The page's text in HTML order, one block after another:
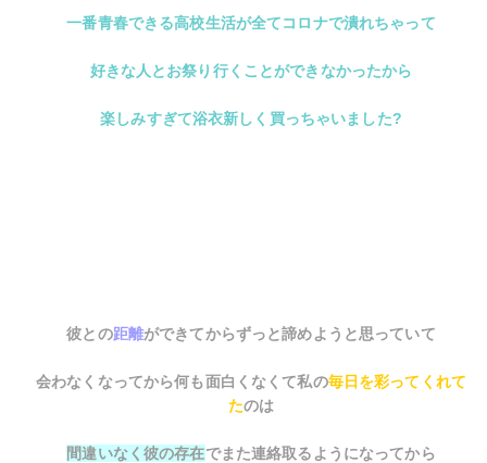
一番青春できる高校生活が全てコロナで潰れちゃって
好きな人とお祭り行くことができなかったから
楽しみすぎて浴衣新しく買っちゃいました?
彼との距離ができてからずっと諦めようと思っていて
会わなくなってから何も面白くなくて私の毎日を彩ってくれて
たのは
間違いなく彼の存在でまた連絡取るようになってから